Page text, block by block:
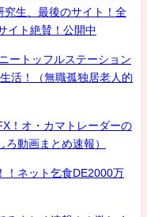
生、最後のサイト！全
イト絶賛！公開中
ートッフルステーション
活！（無職孤独居老人的
！オ・カマトレーダーの
動画まとめ速報）
！ネット乞食DE2000万